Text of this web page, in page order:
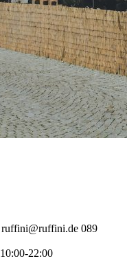
ruffini@ruffini.de 089
10:00-22:00